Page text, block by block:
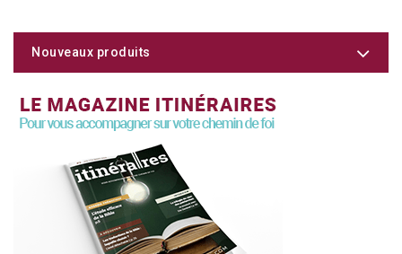
Nouveaux produits